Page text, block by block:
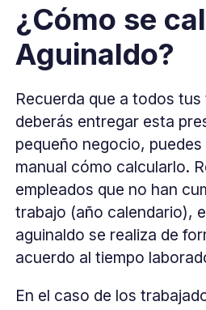
¿Cómo se
Aguinaldo?
Recuerda que a todos
deberás entregar esta
pequeño negocio,
manual cómo calcularlo.
empleados que no han
trabajo (año calendario),
aguinaldo se realiza de
acuerdo al tiempo
En el caso de los